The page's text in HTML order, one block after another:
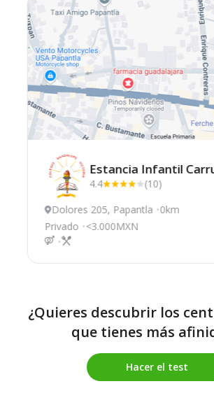
Estancia Infantil
4.4
(10)
Dolores 205, Papantla 0km
Privado <3.000MXN
¿Quieres descubrir los
que tienes más
Hacer el test